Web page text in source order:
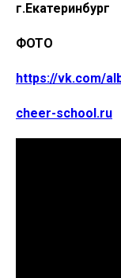
г.Екатеринбург
ФОТО
https://vk.com/
cheer-school.ru